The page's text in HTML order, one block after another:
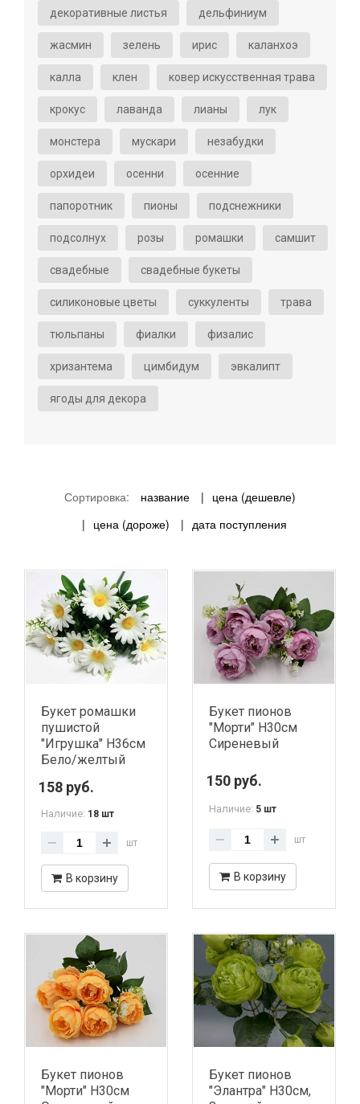
декоративные листья дельфиниум
жасмин зелень ирис каланхоэ
калла клен ковер искусственная трава
крокус лаванда лианы лук
монстера мускари незабудки
орхидеи осенни осенние
папоротник пионы подснежники
подсолнух розы ромашки самшит
свадебные свадебные букеты
силиконовые цветы суккуленты трава
тюльпаны фиалки физалис
хризантема цимбидум эвкалипт
ягоды для декора
Сортировка: название
цена (дешевле)
цена (дороже)
дата поступления
Букет ромашки
пушистой
"Игрушка" Н36см
Бело/желтый
158 руб.
Наличие: 18 шт
шт
В корзину
Букет пионов
"Морти" H30см
Сиреневый
150 руб.
Наличие: 5 шт
шт
В корзину
Букет пионов
"Морти" H30см
Букет пионов
"Элантра" H30см,